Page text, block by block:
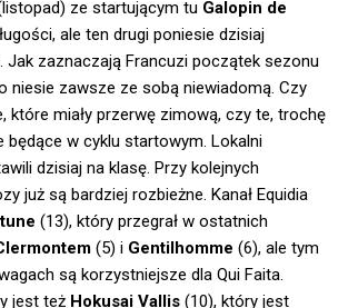
ze startującym tu Galopin de
ale ten drugi poniesie dzisiaj
Jak zaznaczają Francuzi początek sezonu
niesie zawsze ze sobą niewiadomą. Czy
które miały przerwę zimową, czy te, trochę
będące w cyklu startowym. Lokalni
dzisiaj na klasę. Przy kolejnych
już są bardziej rozbieżne. Kanał Equidia
(13), który przegrał w ostatnich
(5) i Gentilhomme (6), ale tym
są korzystniejsze dla Qui Faita.
jest też Hokusai Vallis (10), który jest